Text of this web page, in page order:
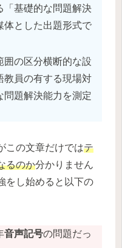
基礎的な問題解決
体とした出題形式で
囲の区分横断的な設
教員の有する現場対
問題解決能力を測定
この文章だけではテ
るのか分かりません
をし始めると以下の
音声記号の問題だっ